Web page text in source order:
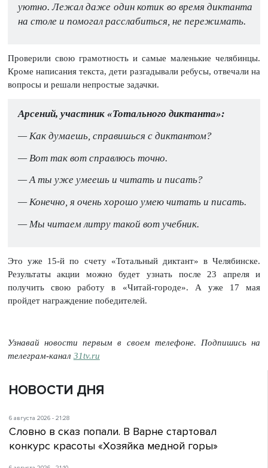
уютно. Лежал даже один котик во время диктанта
на столе и помогал расслабиться, не пережимать.
Проверили свою грамотность и самые маленькие челябинцы.
Кроме написания текста, дети разгадывали ребусы, отвечали на
вопросы и решали непростые задачки.
Арсений, участник «Тотального диктанта»:
— Как думаешь, справишься с диктантом?
— Вот так вот справлюсь точно.
— А ты уже умеешь и читать и писать?
— Конечно, я очень хорошо умею читать и писать.
— Мы читаем литру такой вот учебник.
Это уже 15-й по счету «Тотальный диктант» в Челябинске.
Результаты акции можно будет узнать после 23 апреля и
получить свою работу в «Читай-городе». А уже 17 мая
пройдет награждение победителей.
Узнавай новости первым в своем телефоне. Подпишись на
телеграм-канал 31tv.ru
НОВОСТИ ДНЯ
6 августа 2026 - 21:28
Словно в сказ попали. В Варне стартовал
конкурс красоты «Хозяйка медной горы»